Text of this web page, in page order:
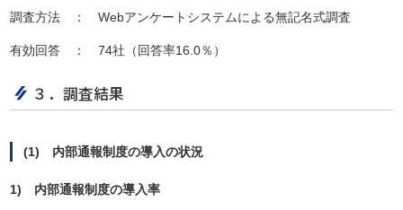
調査方法 ： Webアンケートシステムによる無記名式調査
有効回答 ： 74社（回答率16.0％）
３．調査結果
(1) 内部通報制度の導入の状況
1) 内部通報制度の導入率